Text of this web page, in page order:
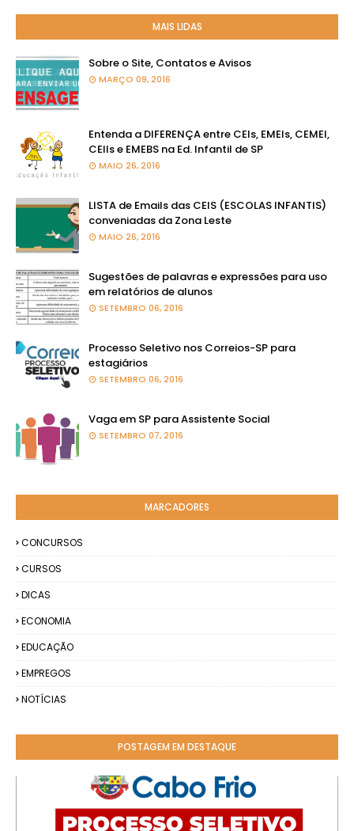
MAIS LIDAS
Sobre o Site, Contatos e Avisos
MARÇO 09, 2016
Entenda a DIFERENÇA entre CEIs, EMEIs, CEMEI,
CEIIs e EMEBS na Ed. Infantil de SP
MAIO 26, 2016
LISTA de Emails das CEIS (ESCOLAS INFANTIS)
conveniadas da Zona Leste
MAIO 26, 2016
Sugestões de palavras e expressões para uso
em relatórios de alunos
SETEMBRO 06, 2016
Processo Seletivo nos Correios-SP para
estagiários
SETEMBRO 06, 2016
Vaga em SP para Assistente Social
SETEMBRO 07, 2016
MARCADORES
CONCURSOS
CURSOS
DICAS
ECONOMIA
EDUCAÇÃO
EMPREGOS
NOTÍCIAS
POSTAGEM EM DESTAQUE